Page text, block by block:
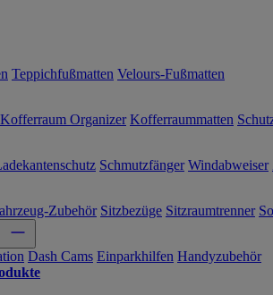
Teppichfußmatten Velours-Fußmatten
Kofferraum Organizer Kofferraummatten
Schmutzfänger Windabweiser
Zubehör Sitzbezüge Sitzraumtrenner
Dash Cams Einparkhilfen Handyzubehör